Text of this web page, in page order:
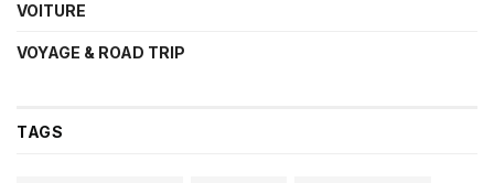
VOITURE
VOYAGE & ROAD TRIP
TAGS